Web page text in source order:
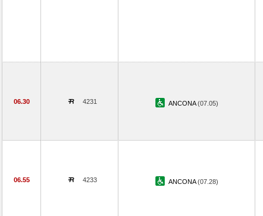
06.30 4231 ANCONA(07.05)
06.55 4233 ANCONA(07.28)